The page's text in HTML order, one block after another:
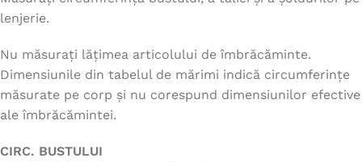
lenjerie.
Nu măsurați lățimea articolului de îmbrăcăminte.
Dimensiunile din tabelul de mărimi indică circumferințe
măsurate pe corp și nu corespund dimensiunilor efective
ale îmbrăcămintei.
CIRC. BUSTULUI